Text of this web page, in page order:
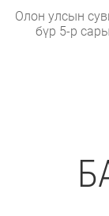
Олон улсын
бүр 5-р